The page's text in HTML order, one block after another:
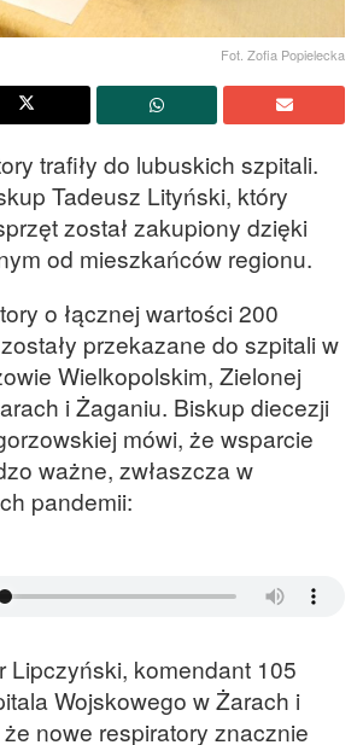
Fot. Zofia Popielecka
trafiły do lubuskich szpitali.
Tadeusz Lityński, który
został zakupiony dzięki
od mieszkańców regionu.
o łącznej wartości 200
przekazane do szpitali w
Wielkopolskim, Zielonej
i Żaganiu. Biskup diecezji
mówi, że wsparcie
ważne, zwłaszcza w
pandemii:
Lipczyński, komendant 105
Wojskowego w Żarach i
nowe respiratory znacznie